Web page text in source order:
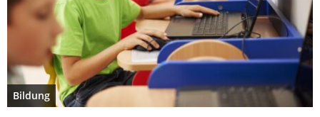
Bildung